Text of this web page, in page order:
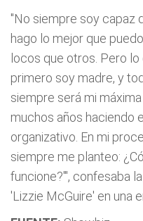
"No siempre soy capaz
hago lo mejor que
locos que otros. Pero
primero soy madre, y
siempre será mi
muchos años haciendo
organizativo. En mi
siempre me planteo:
funcione?'", confesaba
'Lizzie McGuire' en una